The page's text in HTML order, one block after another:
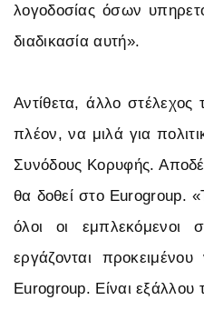
λογοδοσίας όσων
διαδικασία αυτή».
Αντίθετα, άλλο
πλέον, να μιλά για
Συνόδους Κορυφής.
θα δοθεί στο Eurogroup.
όλοι οι εμπλεκόμενοι
εργάζονται
Eurogroup. Είναι εξάλλου